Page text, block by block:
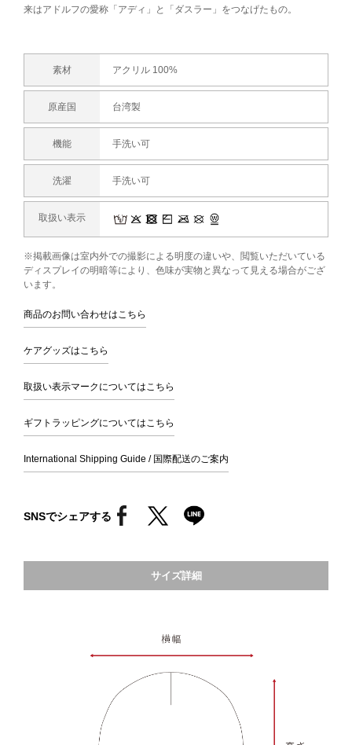
来はアドルフの愛称「アディ」と「ダスラー」をつなげたもの。
素材 アクリル 100%
原産国 台湾製
機能 手洗い可
洗濯 手洗い可
取扱い表示
※掲載画像は室内外での撮影による明度の違いや、閲覧いただいている
ディスプレイの明暗等により、色味が実物と異なって見える場合がござ
います。
商品のお問い合わせはこちら
ケアグッズはこちら
取扱い表示マークについてはこちら
ギフトラッピングについてはこちら
International Shipping Guide / 国際配送のご案内
SNSでシェアする
サイズ詳細